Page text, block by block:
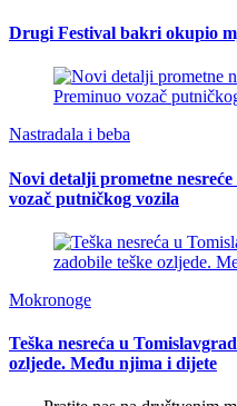
Drugi Festival bakri okupio
Nastradala i beba
Novi detalji prometne
vozač putničkog vozila
Mokronoge
Teška nesreća u
ozljede. Među njima i dijete